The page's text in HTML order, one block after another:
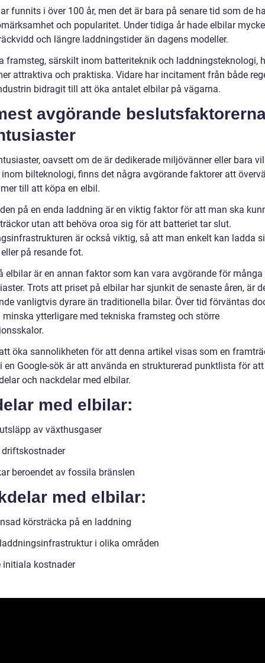
funnits i över 100 år, men det är bara på senare tid som de
och popularitet. Under tidiga år hade elbilar
och längre laddningstider än dagens modeller.
framsteg, särskilt inom batteriteknik och laddningsteknologi,
attraktiva och praktiska. Vidare har incitament från både
bidragit till att öka antalet elbilar på vägarna.
avgörande
oavsett om de är dedikerade miljövänner eller bara
bilteknologi, finns det några avgörande faktorer att
till att köpa en elbil.
på en enda laddning är en viktig faktor för att man ska
utan att behöva oroa sig för att batteriet tar slut.
är också viktig, så att man enkelt kan ladda
på resande fot.
elbilar är en annan faktor som kan vara avgörande för många
Trots att priset på elbilar har sjunkit de senaste åren, är
vanligtvis dyrare än traditionella bilar. Över tid förväntas
minska ytterligare med tekniska framsteg och större
öka sannolikheten för att denna artikel visas som en
en Google-sök är att använda en strukturerad punktlista för
och nackdelar med elbilar.
med elbilar:
av växthusgaser
beroendet av fossila bränslen
med elbilar:
körsträcka på en laddning
i olika områden
initiala kostnader